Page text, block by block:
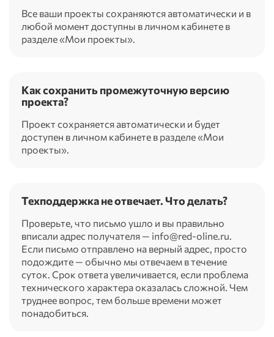
Все ваши проекты сохраняются автоматически и в
любой момент доступны в личном кабинете в
разделе «Мои проекты».
Как сохранить промежуточную версию
проекта?
Проект сохраняется автоматически и будет
доступен в личном кабинете в разделе «Мои
проекты».
Техподдержка не отвечает. Что делать?
Проверьте, что письмо ушло и вы правильно
вписали адрес получателя — info@red-oline.ru.
Если письмо отправлено на верный адрес, просто
подождите — обычно мы отвечаем в течение
суток. Срок ответа увеличивается, если проблема
технического характера оказалась сложной. Чем
труднее вопрос, тем больше времени может
понадобиться.